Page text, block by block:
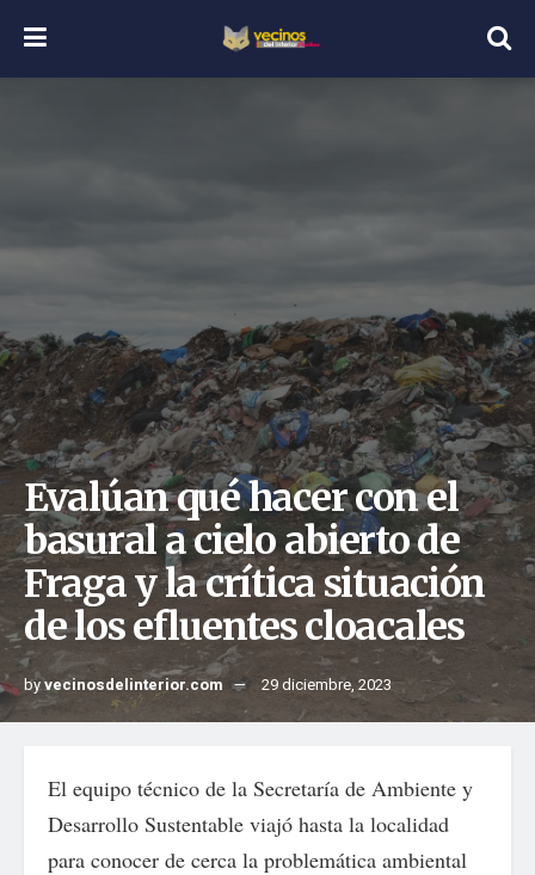
Evalúan qué hacer con el
basural a cielo abierto de
Fraga y la crítica situación
de los efluentes cloacales
byvecinosdelinterior.com 29 diciembre, 2023
El equipo técnico de la Secretaría de Ambiente y
Desarrollo Sustentable viajó hasta la localidad
para conocer de cerca la problemática ambiental